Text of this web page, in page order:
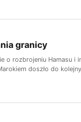
granicy
o rozbrojeniu Hamasu
doszło do